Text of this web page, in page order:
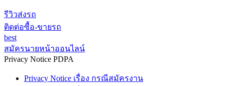
รีวิวส่งรถ
ติดต่อซื้อ-ขายรถ
best
สมัครนายหน้าออนไลน์
Privacy Notice PDPA
Privacy Notice เรื่อง กรณีสมัครงาน